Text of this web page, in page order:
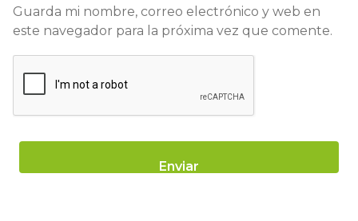
Guarda mi nombre, correo electrónico y web en
este navegador para la próxima vez que comente.